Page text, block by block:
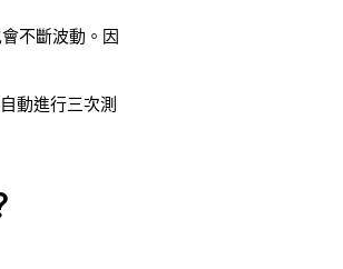
不斷波動。因
動進行三次測